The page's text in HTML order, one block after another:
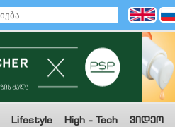
Lifestyle High - Tech ვიდეო